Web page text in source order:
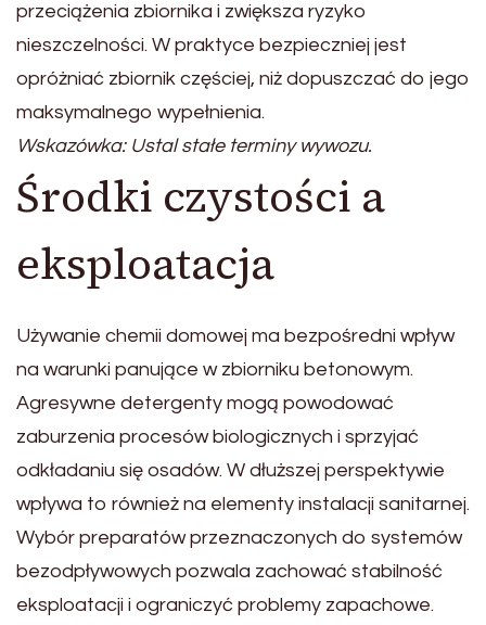
przeciążenia zbiornika i zwiększa ryzyko
nieszczelności. W praktyce bezpieczniej jest
opróżniać zbiornik częściej, niż dopuszczać do jego
maksymalnego wypełnienia.
Wskazówka: Ustal stałe terminy wywozu.
Środki czystości a
eksploatacja
Używanie chemii domowej ma bezpośredni wpływ
na warunki panujące w zbiorniku betonowym.
Agresywne detergenty mogą powodować
zaburzenia procesów biologicznych i sprzyjać
odkładaniu się osadów. W dłuższej perspektywie
wpływa to również na elementy instalacji sanitarnej.
Wybór preparatów przeznaczonych do systemów
bezodpływowych pozwala zachować stabilność
eksploatacji i ograniczyć problemy zapachowe.